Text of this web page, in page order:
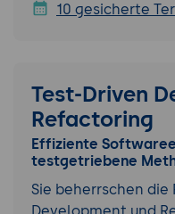
10 gesicherte
Test-Driven
Refactoring
Effiziente
testgetriebene
Sie beherrschen die